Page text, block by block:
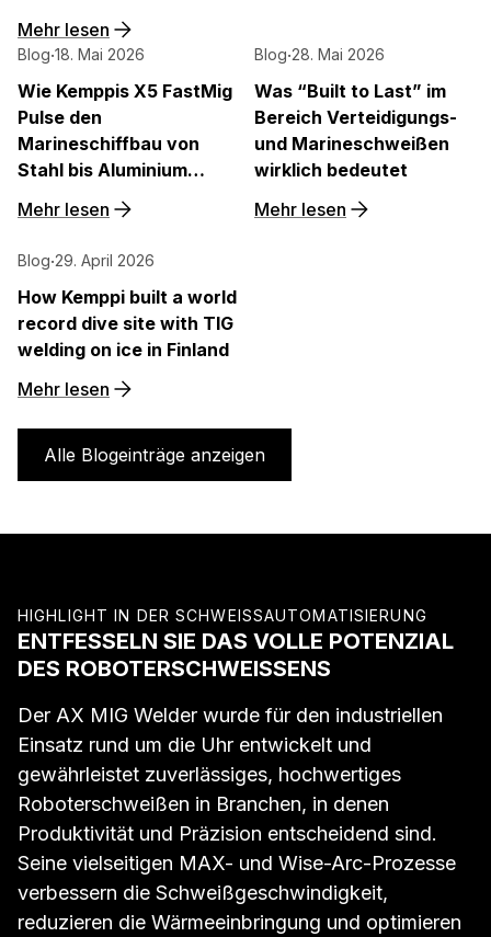
quality, steel structures, and production discipline
remain paramount to defence readiness.
Mehr lesen
Blog·18. Mai 2026
Wie Kemppis X5 FastMig
Pulse den
Marineschiffbau von
Stahl bis Aluminium
Mehr lesen
Blog·28. Mai 2026
Was “Built to Last” im
Bereich Verteidigungs-
und Marineschweißen
wirklich bedeutet
Mehr lesen
Blog·29. April 2026
How Kemppi built a world
record dive site with TIG
welding on ice in Finland
Mehr lesen
Alle Blogeinträge anzeigen
ENTFESSELN SIE DAS VOLLE POTENZIAL
DES ROBOTERSCHWEISSENS
HIGHLIGHT IN DER SCHWEISSAUTOMATISIERUNG
Der AX MIG Welder wurde für den industriellen
Einsatz rund um die Uhr entwickelt und
gewährleistet zuverlässiges, hochwertiges
Roboterschweißen in Branchen, in denen
Produktivität und Präzision entscheidend sind.
Seine vielseitigen MAX- und Wise-Arc-Prozesse
verbessern die Schweißgeschwindigkeit,
reduzieren die Wärmeeinbringung und optimieren